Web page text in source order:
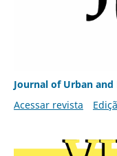
Journal of Urban and
Acessar revista